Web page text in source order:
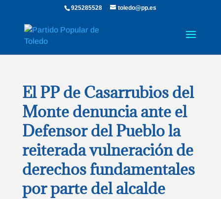
925285528 toledo@pp.es
El PP de Casarrubios del
Monte denuncia ante el
Defensor del Pueblo la
reiterada vulneración de
derechos fundamentales
por parte del alcalde